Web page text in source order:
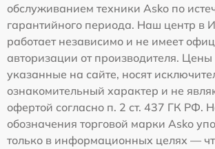
обслуживанием техники Asko по
гарантийного периода. Наш центр в
работает независимо и не имеет
авторизации от производителя. Цены
указанные на сайте, носят
ознакомительный характер и не
офертой согласно п. 2 ст. 437 ГК РФ.
обозначения торговой марки Asko
только в информационных целях —